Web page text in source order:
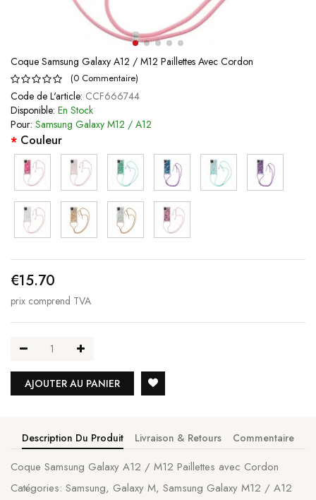
Coque Samsung Galaxy A12 / M12 Paillettes Avec Cordon
(0 Commentaire)
Code de L'article: CCF666744
Disponible: En Stock
Pour: Samsung Galaxy M12 / A12
Couleur
€15.70
prix comprend TVA
AJOUTER AU PANIER
Description Du Produit Livraison & Retours Commentaire
Coque Samsung Galaxy A12 / M12 Paillettes avec Cordon
Catégories: Samsung, Galaxy M, Samsung Galaxy M12 / A12